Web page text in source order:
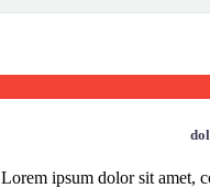
Lorem ipsum dolor sit amet,